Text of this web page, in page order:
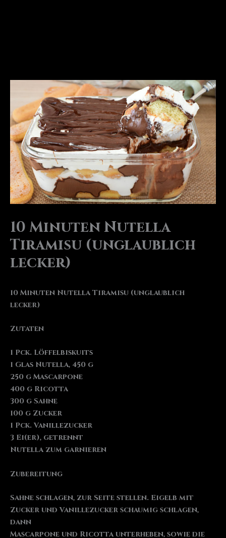
10 Minuten Nutella
Tiramisu (unglaublich
lecker)
10 Minuten Nutella Tiramisu (unglaublich
lecker)
Zutaten
1 Pck. Löffelbiskuits
1 Glas Nutella, 450 g
250 g Mascarpone
400 g Ricotta
300 g Sahne
100 g Zucker
1 Pck. Vanillezucker
3 Ei(er), getrennt
Nutella zum garnieren
Zubereitung
Sahne schlagen, zur Seite stellen. Eigelb mit
Zucker und Vanillezucker schaumig schlagen,
dann
Mascarpone und Ricotta unterheben, sowie die